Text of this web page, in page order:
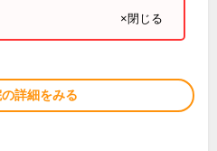
×閉じる
詳細をみる